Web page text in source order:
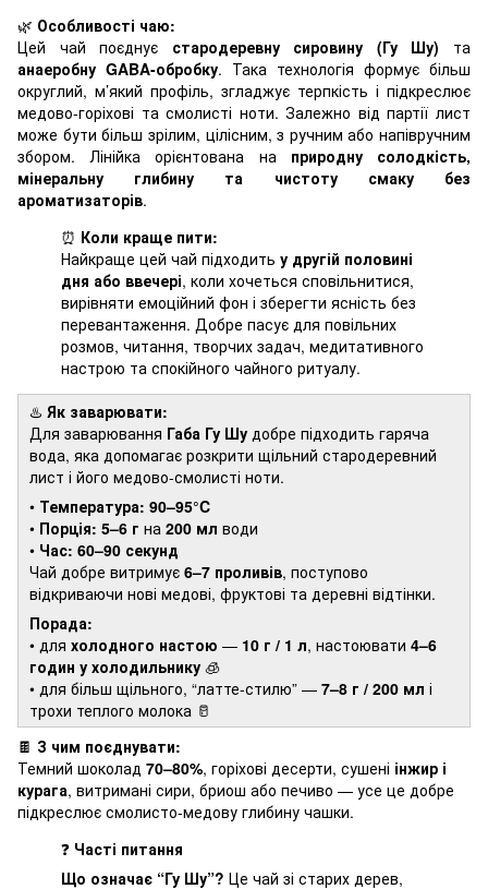
🌿 Особливості чаю:
Цей чай поєднує стародеревну сировину (Гу Шу) та
анаеробну GABA-обробку. Така технологія формує більш
округлий, м’який профіль, згладжує терпкість і підкреслює
медово-горіхові та смолисті ноти. Залежно від партії лист
може бути більш зрілим, цілісним, з ручним або напівручним
збором. Лінійка орієнтована на природну солодкість,
мінеральну глибину та чистоту смаку без
ароматизаторів.
⏰ Коли краще пити:
Найкраще цей чай підходить у другій половині
дня або ввечері, коли хочеться сповільнитися,
вирівняти емоційний фон і зберегти ясність без
перевантаження. Добре пасує для повільних
розмов, читання, творчих задач, медитативного
настрою та спокійного чайного ритуалу.
♨️ Як заварювати:
Для заварювання Габа Гу Шу добре підходить гаряча
вода, яка допомагає розкрити щільний стародеревний
лист і його медово-смолисті ноти.
• Температура: 90–95°C
• Порція: 5–6 г на 200 мл води
• Час: 60–90 секунд
Чай добре витримує 6–7 проливів, поступово
відкриваючи нові медові, фруктові та деревні відтінки.
Порада:
• для холодного настою — 10 г / 1 л, настоювати 4–6
годин у холодильнику 🧊
• для більш щільного, “латте-стилю” — 7–8 г / 200 мл і
трохи теплого молока 🥛
🍫 З чим поєднувати:
Темний шоколад 70–80%, горіхові десерти, сушені інжир і
курага, витримані сири, бриош або печиво — усе це добре
підкреслює смолисто-медову глибину чашки.
❓ Часті питання
Що означає “Гу Шу”? Це чай зі старих дерев,